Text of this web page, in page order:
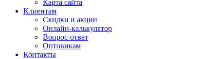
Карта сайта
Клиентам
Скидки и акции
Онлайн-калькулятор
Вопрос-ответ
Оптовикам
Контакты